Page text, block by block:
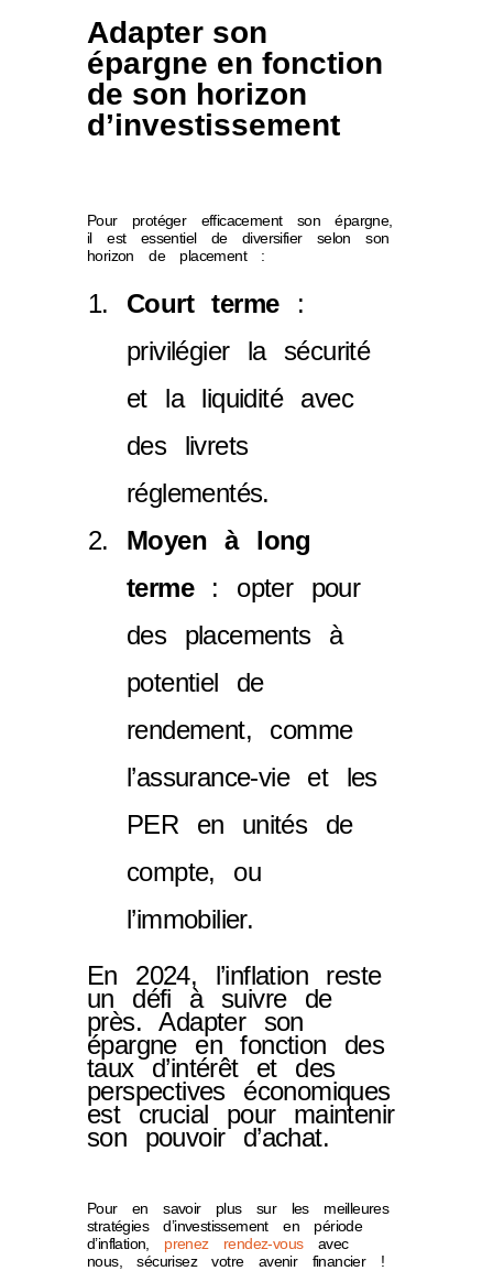
Adapter son
épargne en fonction
de son horizon
d’investissement
Pour protéger efficacement son épargne,
il est essentiel de diversifier selon son
horizon de placement :
Court terme:
privilégier la sécurité
et la liquidité avec
des livrets
réglementés.
Moyen à long
terme: opter pour
des placements à
potentiel de
rendement, comme
l’assurance-vie et les
PER en unités de
compte, ou
l’immobilier.
En 2024, l’inflation reste
un défi à suivre de
près. Adapter son
épargne en fonction des
taux d’intérêt et des
perspectives économiques
est crucial pour maintenir
son pouvoir d’achat.
Pour en savoir plus sur les meilleures
stratégies d’investissement en période
d’inflation, prenez rendez-vousavec
nous, sécurisez votre avenir financier !